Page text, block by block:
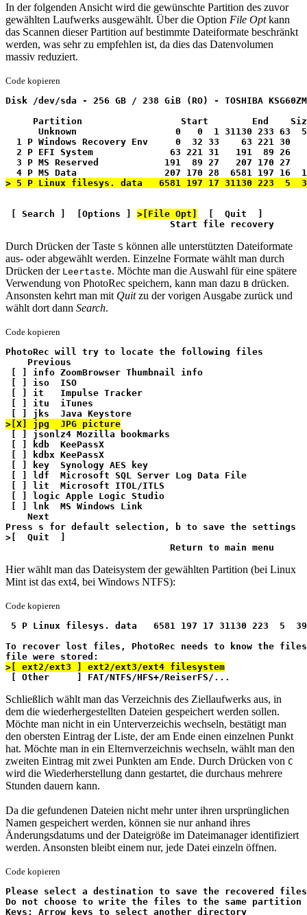
In der folgenden Ansicht wird die gewünschte Partition des zuvor
gewählten Laufwerks ausgewählt. Über die Option File Optkann
das Scannen dieser Partition auf bestimmte Dateiformate beschränkt
werden, was sehr zu empfehlen ist, da dies das Datenvolumen
massiv reduziert.
Code kopieren
Disk /dev/sda - 256 GB / 238 GiB (RO) - TOSHIBA
Partition                  Start        End
Unknown                  0   0  1 31130 233 63
1 P Windows Recovery Env     0  32 33    63 221 30
2 P EFI System              63 221 31   191  89 26
3 P MS Reserved            191  89 27   207 170 27
4 P MS Data                207 170 28  6581 197 16
> 5 P Linux filesys. data   6581 197 17 31130 223  5
[ Search ]  [Options ] >[File Opt]
  [  Quit  ]
                              Start file recovery
Durch Drücken der Taste S können alle unterstützten Dateiformate
aus- oder abgewählt werden. Einzelne Formate wählt man durch
Drücken der Leertaste. Möchte man die Auswahl für eine spätere
Verwendung von PhotoRec speichern, kann man dazu B drücken.
Ansonsten kehrt man mit Quitzu der vorigen Ausgabe zurück und
wählt dort dann Search.
Code kopieren
PhotoRec will try to locate the following files
    Previous
[ ] info ZoomBrowser Thumbnail info
[ ] iso  ISO
[ ] it   Impulse Tracker
[ ] itu  iTunes
[ ] jks  Java Keystore
>[X] jpg  JPG picture
[ ] jsonlz4 Mozilla bookmarks
[ ] kdb  KeePassX
[ ] kdbx KeePassX
[ ] key  Synology AES key
[ ] ldf  Microsoft SQL Server Log Data File
[ ] lit  Microsoft ITOL/ITLS
[ ] logic Apple Logic Studio
[ ] lnk  MS Windows Link
    Next
Press s for default selection, b to save the settings
>[  Quit  ]
                              Return to main menu
Hier wählt man das Dateisystem der gewählten Partition (bei Linux
Mint ist das ext4, bei Windows NTFS):
Code kopieren
5 P Linux filesys. data   6581 197 17 31130 223  5
To recover lost files, PhotoRec needs to know the
file were stored:
>[ ext2/ext3 ] ext2/ext3/ext4 filesystem
[ Other     ] FAT/NTFS/HFS+/ReiserFS/...
Schließlich wählt man das Verzeichnis des Ziellaufwerks aus, in
dem die wiederhergestellten Dateien gespeichert werden sollen.
Möchte man nicht in ein Unterverzeichis wechseln, bestätigt man
den obersten Eintrag der Liste, der am Ende einen einzelnen Punkt
hat. Möchte man in ein Elternverzeichnis wechseln, wählt man den
zweiten Eintrag mit zwei Punkten am Ende. Durch Drücken von C
wird die Wiederherstellung dann gestartet, die durchaus mehrere
Stunden dauern kann.
Da die gefundenen Dateien nicht mehr unter ihren ursprünglichen
Namen gespeichert werden, können sie nur anhand ihres
Änderungsdatums und der Dateigröße im Dateimanager identifiziert
werden. Ansonsten bleibt einem nur, jede Datei einzeln öffnen.
Code kopieren
Please select a destination to save the recovered
Do not choose to write the files to the same partition
Keys: Arrow keys to select another directory